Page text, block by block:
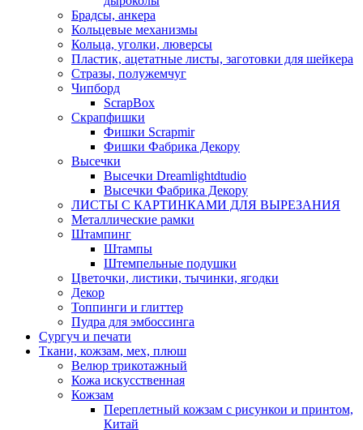
Брадсы, анкера
Кольцевые механизмы
Кольца, уголки, люверсы
Пластик, ацетатные листы, заготовки для шейкера
Стразы, полужемчуг
Чипборд
ScrapBox
Скрапфишки
Фишки Scrapmir
Фишки Фабрика Декору
Высечки
Высечки Dreamlightdtudio
Высечки Фабрика Декору
ЛИСТЫ С КАРТИНКАМИ ДЛЯ ВЫРЕЗАНИЯ
Металлические рамки
Штампинг
Штампы
Штемпельные подушки
Цветочки, листики, тычинки, ягодки
Декор
Топпинги и глиттер
Пудра для эмбоссинга
Сургуч и печати
Ткани, кожзам, мех, плюш
Велюр трикотажный
Кожа искусственная
Кожзам
Переплетный кожзам с рисункои и принтом,
Китай